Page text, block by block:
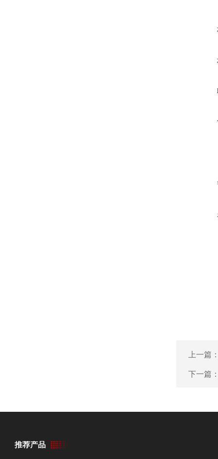
上一篇
下一篇
推荐产品